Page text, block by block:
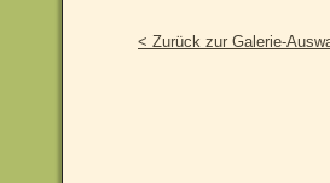
< Zurück zur Galerie-